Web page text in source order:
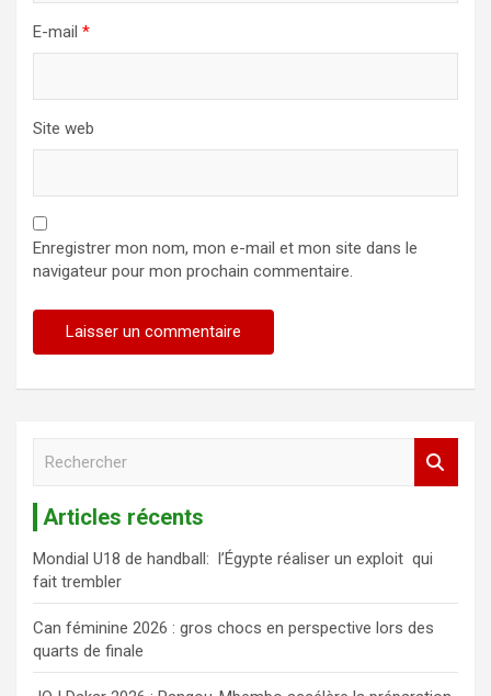
E-mail *
Site web
Enregistrer mon nom, mon e-mail et mon site dans le
navigateur pour mon prochain commentaire.
r
c
h
e
r
Articles récents
Mondial U18 de handball: l’Égypte réaliser un exploit qui
fait trembler
Can féminine 2026 : gros chocs en perspective lors des
quarts de finale